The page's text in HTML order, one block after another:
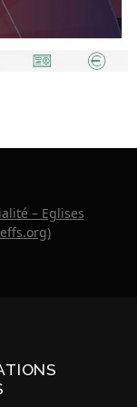
– Eglises